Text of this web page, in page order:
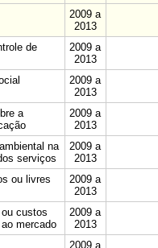
2009 a
2013
de
2009 a
2013
2009 a
2013
a
2009 a
2013
na
serviços
2009 a
2013
ou livres
2009 a
2013
custos
mercado
2009 a
2013
2009 a